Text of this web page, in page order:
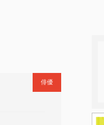
俳優